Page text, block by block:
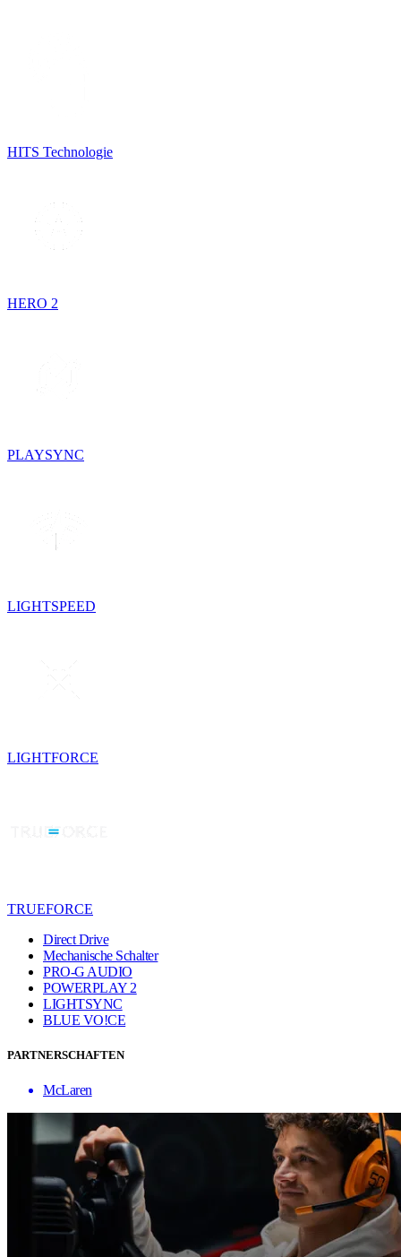
HITS Technologie
HERO 2
PLAYSYNC
LIGHTSPEED
LIGHTFORCE
TRUEFORCE
Direct Drive
Mechanische Schalter
PRO-G AUDIO
POWERPLAY 2
LIGHTSYNC
BLUE VO!CE
PARTNERSCHAFTEN
McLaren